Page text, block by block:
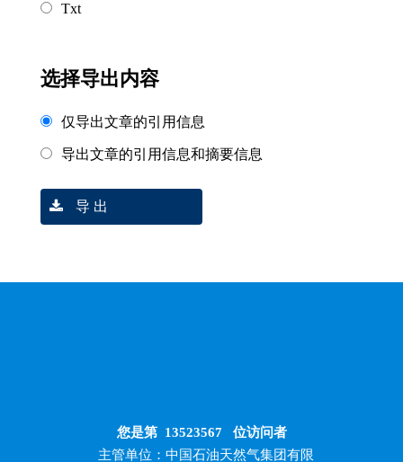
Txt
选择导出内容
仅导出文章的引用信息
导出文章的引用信息和摘要信息
导 出
您是第 13523567位访问者
主管单位：中国石油天然气集团有限